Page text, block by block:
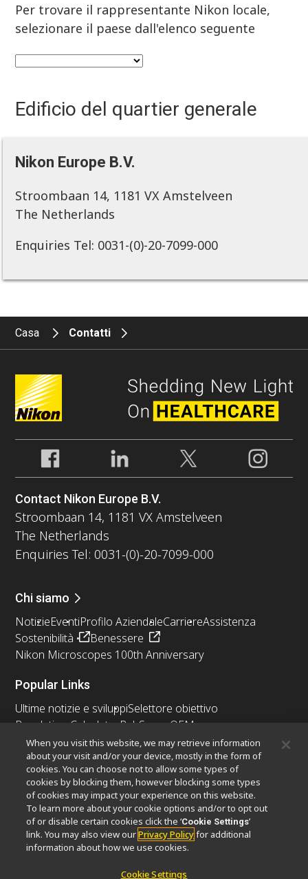
Per trovare il rappresentante Nikon locale,
selezionare il paese dall'elenco seguente
Edificio del quartier generale
Nikon Europe B.V.
Stroombaan 14, 1181 VX Amstelveen
The Netherlands
Enquiries Tel: 0031-(0)-20-7099-000
Casa Contatti
Contact Nikon Europe B.V.
Stroombaan 14, 1181 VX Amstelveen
The Netherlands
Enquiries Tel: 0031-(0)-20-7099-000
Chi siamo
NotizieEventiProfilo AziendaleCarriereAssistenza
Sostenibilità
Benessere
Nikon Microscopes 100th Anniversary
Popular Links
Ultime notizie e sviluppiSelettore obiettivo
Resolution Calculator PubScope OEM
Nikon Small World
MicroscopyU
Altri prodotti Nikon
Prodotti di imaging
Microscopia industriale e metrologia
Sistemi di litografia a semiconduttore
Sistemi di litografia a FPD
When you visit this website, we may retrieve information
about your visit and/or your device, mostly in the form of
cookies. You can choose not to allow some types of
cookies by blocking them, however blocking some types
of cookies may impact your experience on this website.
To learn more about your cookie options and/or to opt out
of or disable certain cookies click the ‘Cookie Settings’
link. You may also view ourPrivacy Policyfor additional
information about how we use cookies.
Cookie Settings